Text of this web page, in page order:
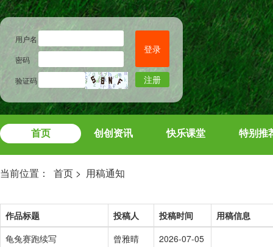
用户名
密码
验证码
登录
注册
首页 创创资讯 快乐课堂 特别推
当前位置： 首页 > 用稿通知
作品标题 投稿人 投稿时间
用稿信息
龟兔赛跑续写
曾雅晴
2026-07-05